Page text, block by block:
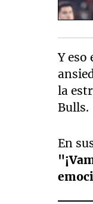
Y eso
la
Bulls.
En